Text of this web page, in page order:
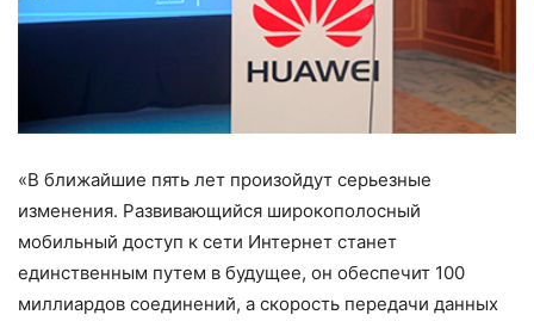
«В ближайшие пять лет произойдут серьезные
изменения. Развивающийся широкополосный
мобильный доступ к сети Интернет станет
единственным путем в будущее, он обеспечит 100
миллиардов соединений, а скорость передачи данных